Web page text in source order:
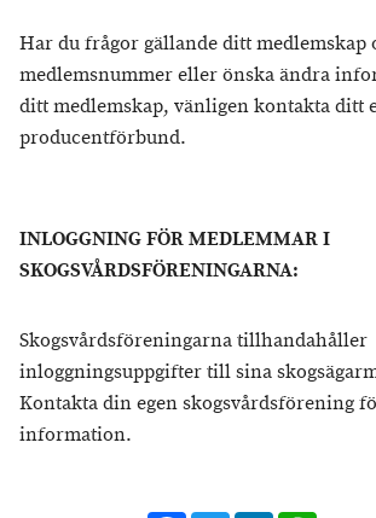
Har du frågor gällande ditt medlemskap
medlemsnummer eller önska ändra
ditt medlemskap, vänligen kontakta ditt
producentförbund.
INLOGGNING FÖR MEDLEMMAR I
SKOGSVÅRDSFÖRENINGARNA:
Skogsvårdsföreningarna tillhandahåller
inloggningsuppgifter till sina
Kontakta din egen skogsvårdsförening
information.